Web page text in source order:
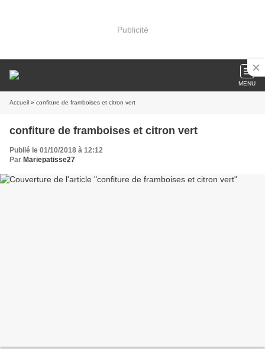
Publicité
MENU
Accueil » confiture de framboises et citron vert
confiture de framboises et citron vert
Publié le 01/10/2018 à 12:12
Par Mariepatisse27